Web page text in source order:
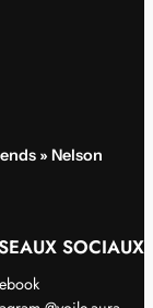
» Nelson
SOCIAUX